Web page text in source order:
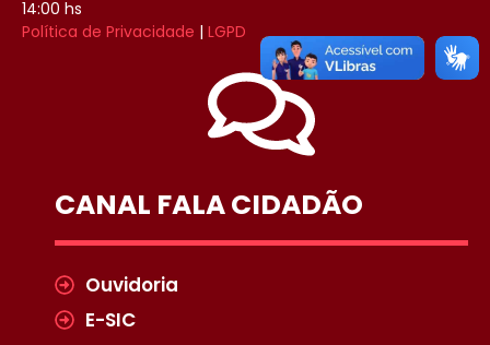
14:00 hs
Política de Privacidade | LGPD
CANAL FALA CIDADÃO
Ouvidoria
E-SIC